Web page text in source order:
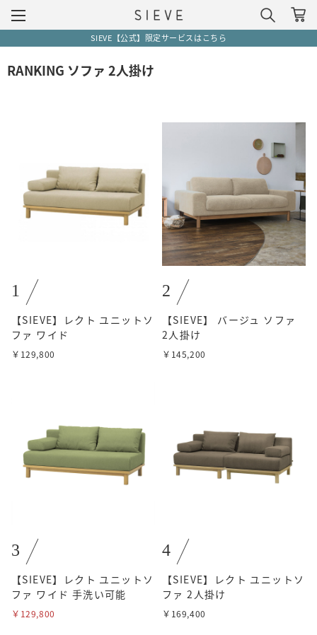
SIEVE【公式】限定サービスはこちら
RANKING ソファ 2人掛け
1
【SIEVE】レクト ユニットソ
ファ ワイド
￥129,800
2
【SIEVE】 バージュ ソファ
2人掛け
￥145,200
3
【SIEVE】レクト ユニットソ
ファ ワイド 手洗い可能
￥129,800
4
【SIEVE】レクト ユニットソ
ファ 2人掛け
￥169,400